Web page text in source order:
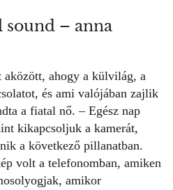
– anna
aközött, ahogy a külvilág, a
és ami valójában zajlik
a fiatal nő. – Egész nap
kikapcsoljuk a kamerát,
a következő pillanatban.
volt a telefonomban, amiken
amikor